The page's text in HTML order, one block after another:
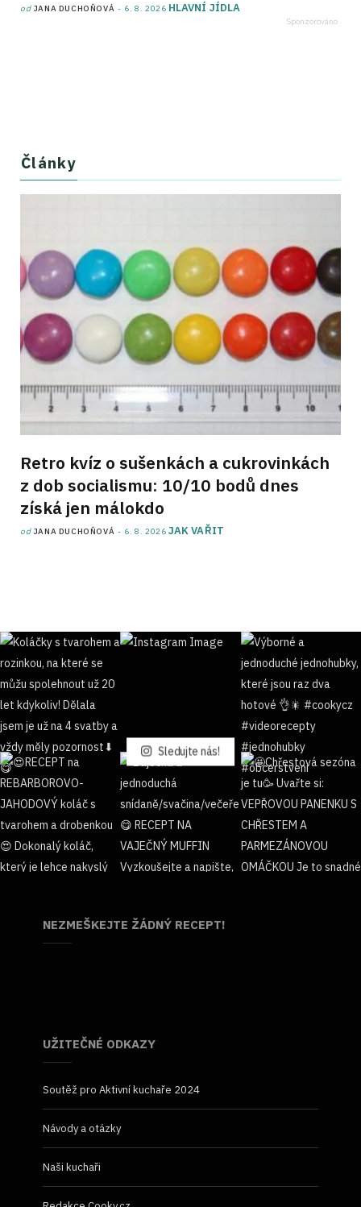
od JANA DUCHOŇOVÁ 6. 8. 2026 HLAVNÍ JÍDLA
Články
Retro kvíz o sušenkách a cukrovinkách
z dob socialismu: 10/10 bodů dnes
získá jen málokdo
od JANA DUCHOŇOVÁ 6. 8. 2026 JAK VAŘIT
Sledujte nás!
NEZMEŠKEJTE ŽÁDNÝ RECEPT!
UŽITEČNÉ ODKAZY
Soutěž pro Aktivní kuchaře 2024
Návody a otázky
Naši kuchaři